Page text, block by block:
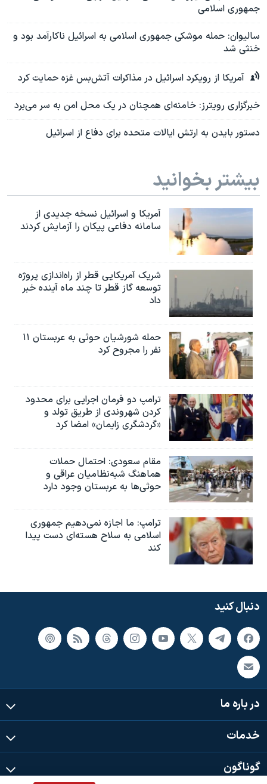
جمهوری اسلامی
سالیوان: حمله موشکی جمهوری اسلامی به اسرائیل ناکارآمد بود و
خنثی شد
آمریکا از رویکرد اسرائیل در مذاکرات آتش‌بس غزه حمایت کرد
خبرگزاری رویترز: خامنه‌ای همچنان در یک محل امن به سر می‌برد
دستور بایدن به ارتش ایالات متحده برای دفاع از اسرائیل
بیشتر بخوانید
آمریکا و اسرائیل نسخه جدیدی از
سامانه دفاعی پیکان را آزمایش کردند
شریک آمریکایی قطر از راه‌اندازی پروژه
توسعه گاز قطر تا چند ماه آینده خبر
داد
حمله شورشیان حوثی به عربستان ۱۱
نفر را مجروح کرد
ترامپ دو فرمان اجرایی برای محدود
کردن شهروندی از طریق تولد و
«گردشگری زایمان» امضا کرد
مقام سعودی: احتمال حملات
هماهنگ شبه‌نظامیان عراقی و
حوثی‌ها به عربستان وجود دارد
ترامپ: ما اجازه نمی‌دهیم جمهوری
اسلامی به سلاح هسته‌ای دست پیدا
کند
دنبال کنید
در باره ما
خدمات
گوناگون